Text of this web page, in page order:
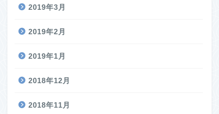
2019年3月
2019年2月
2019年1月
2018年12月
2018年11月